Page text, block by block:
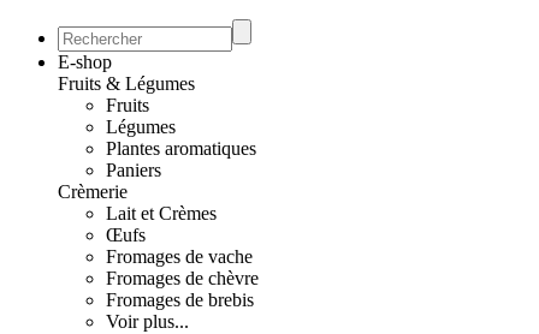
E-shop
Fruits & Légumes
Fruits
Légumes
Plantes aromatiques
Paniers
Crèmerie
Lait et Crèmes
Œufs
Fromages de vache
Fromages de chèvre
Fromages de brebis
Voir plus...